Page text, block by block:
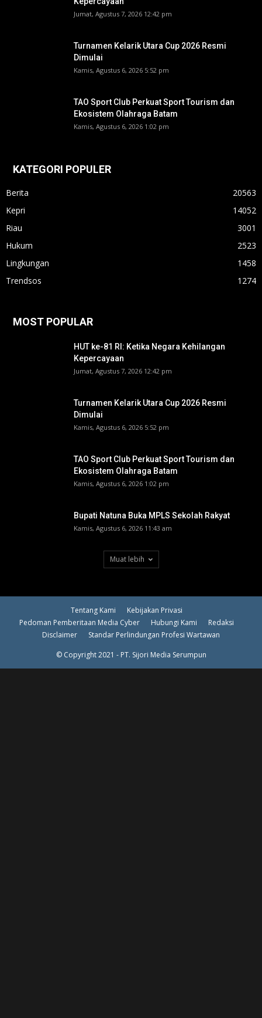
Jumat, Agustus 7, 2026 12:42 pm
Turnamen Kelarik Utara Cup 2026 Resmi
Dimulai
Kamis, Agustus 6, 2026 5:52 pm
TAO Sport Club Perkuat Sport Tourism dan
Ekosistem Olahraga Batam
Kamis, Agustus 6, 2026 1:02 pm
KATEGORI POPULER
Berita
20563
Kepri
14052
Riau
3001
Hukum
2523
Lingkungan
1458
Trendsos
1274
MOST POPULAR
HUT ke-81 RI: Ketika Negara Kehilangan
Kepercayaan
Jumat, Agustus 7, 2026 12:42 pm
Turnamen Kelarik Utara Cup 2026 Resmi
Dimulai
Kamis, Agustus 6, 2026 5:52 pm
TAO Sport Club Perkuat Sport Tourism dan
Ekosistem Olahraga Batam
Kamis, Agustus 6, 2026 1:02 pm
Bupati Natuna Buka MPLS Sekolah Rakyat
Kamis, Agustus 6, 2026 11:43 am
Muat lebih
Tentang Kami
Kebijakan Privasi
Pedoman Pemberitaan Media Cyber
Hubungi Kami
Redaksi
Disclaimer
Standar Perlindungan Profesi Wartawan
© Copyright 2021 - PT. Sijori Media Serumpun